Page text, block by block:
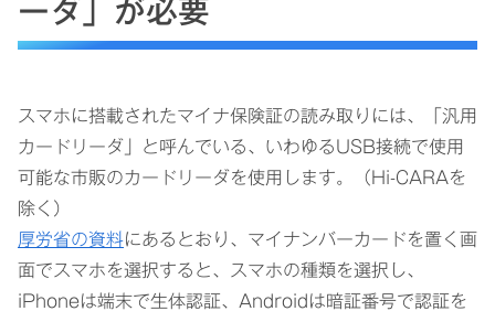
ーダ」が必要
スマホに搭載されたマイナ保険証の読み取りには、「汎用
カードリーダ」と呼んでいる、いわゆるUSB接続で使用
可能な市販のカードリーダを使用します。（Hi-CARAを
除く）
厚労省の資料にあるとおり、マイナンバーカードを置く画
面でスマホを選択すると、スマホの種類を選択し、
iPhoneは端末で生体認証、Androidは暗証番号で認証を